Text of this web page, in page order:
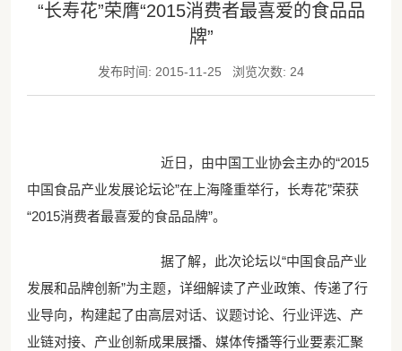
“长寿花”荣膺“2015消费者最喜爱的食品品
牌”
发布时间: 2015-11-25 浏览次数: 24
近日，由中国工业协会主办的“2015
中国食品产业发展论坛论”在上海隆重举行，长寿花”荣获
“2015消费者最喜爱的食品品牌”。
据了解，此次论坛以“中国食品产业
发展和品牌创新”为主题，详细解读了产业政策、传递了行
业导向，构建起了由高层对话、议题讨论、行业评选、产
业链对接、产业创新成果展播、媒体传播等行业要素汇聚